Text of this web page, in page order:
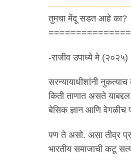
तुमचा मेंदू सडत आहे का?
-राजीव उपाध्ये मे (२०२५)
सरन्यायाधीशांनी
किती ताणात असते
बेसिक ज्ञान आणि वेगळीच
पण ते असो. असा तीव्र
भारतीय समाजाची कटू